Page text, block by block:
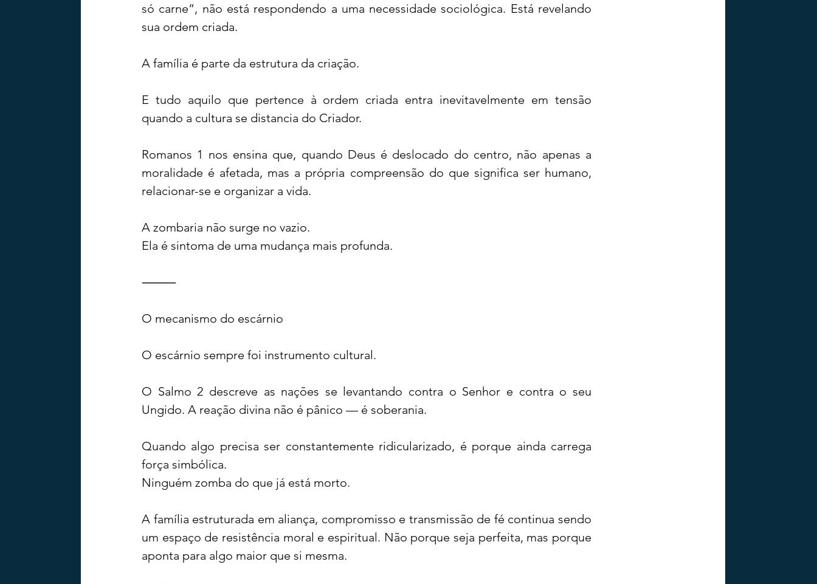
só carne”, não está respondendo a uma necessidade sociológica. Está revelando
sua ordem criada.
A família é parte da estrutura da criação.
E tudo aquilo que pertence à ordem criada entra inevitavelmente em tensão
quando a cultura se distancia do Criador.
Romanos 1 nos ensina que, quando Deus é deslocado do centro, não apenas a
moralidade é afetada, mas a própria compreensão do que significa ser humano,
relacionar-se e organizar a vida.
A zombaria não surge no vazio.
Ela é sintoma de uma mudança mais profunda.
⸻
O mecanismo do escárnio
O escárnio sempre foi instrumento cultural.
O Salmo 2 descreve as nações se levantando contra o Senhor e contra o seu
Ungido. A reação divina não é pânico — é soberania.
Quando algo precisa ser constantemente ridicularizado, é porque ainda carrega
força simbólica.
Ninguém zomba do que já está morto.
A família estruturada em aliança, compromisso e transmissão de fé continua sendo
um espaço de resistência moral e espiritual. Não porque seja perfeita, mas porque
aponta para algo maior que si mesma.